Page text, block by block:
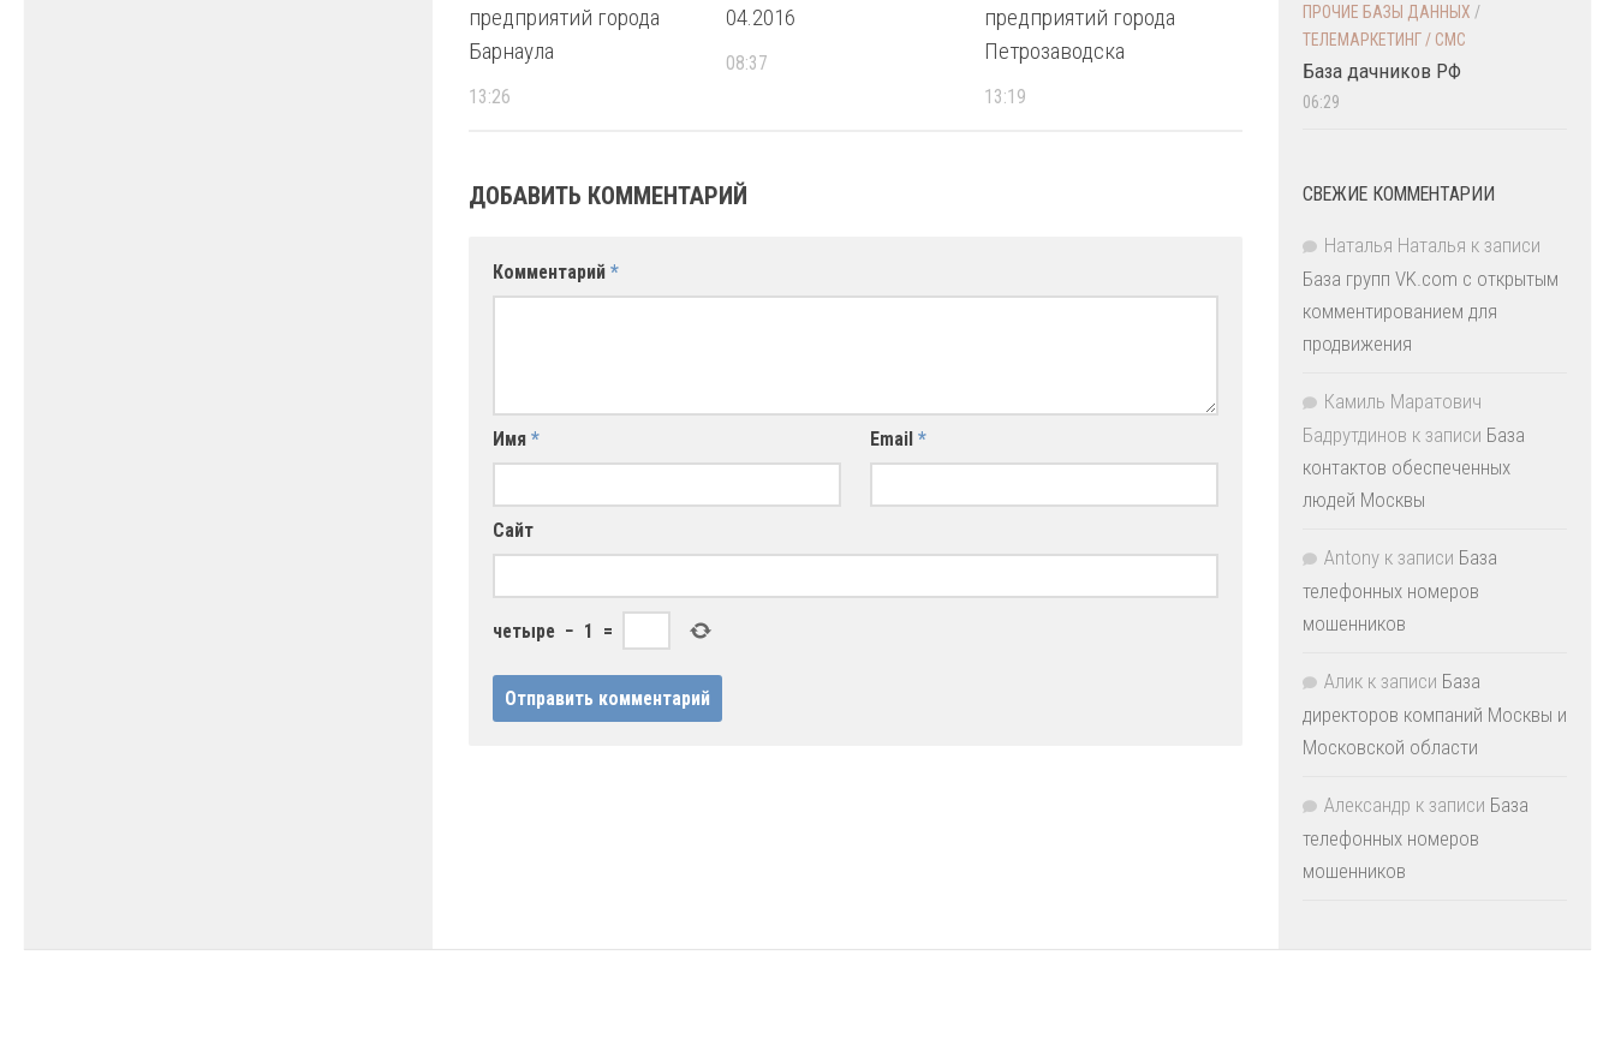
предприятий города
Барнаула
13:26
04.2016
08:37
предприятий города
Петрозаводска
13:19
ДОБАВИТЬ КОММЕНТАРИЙ
Комментарий *
Имя * Email*
Сайт
четыре − 1 =
ПРОЧИЕ БАЗЫ ДАННЫХ /
ТЕЛЕМАРКЕТИНГ / СМС
База дачников РФ
06:29
СВЕЖИЕ КОММЕНТАРИИ
Наталья Наталья к записи
База групп VK.com с открытым
комментированием для
продвижения
Камиль Маратович
Бадрутдинов к записи База
контактов обеспеченных
людей Москвы
Antony к записи База
телефонных номеров
мошенников
Алик к записи База
директоров компаний Москвы и
Московской области
Александр к записи База
телефонных номеров
мошенников